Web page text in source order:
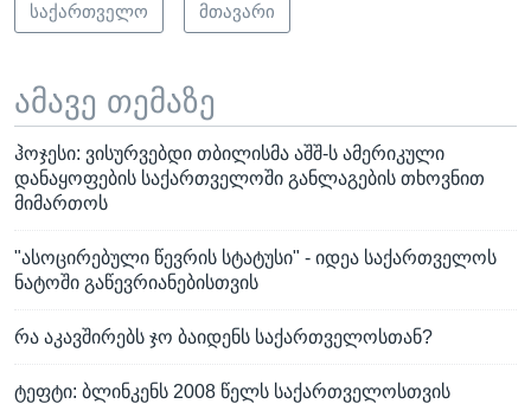
საქართველო მთავარი
ამავე თემაზე
ჰოჯესი: ვისურვებდი თბილისმა აშშ-ს ამერიკული
დანაყოფების საქართველოში განლაგების თხოვნით
მიმართოს
"ასოცირებული წევრის სტატუსი" - იდეა საქართველოს
ნატოში გაწევრიანებისთვის
რა აკავშირებს ჯო ბაიდენს საქართველოსთან?
ტეფტი: ბლინკენს 2008 წელს საქართველოსთვის